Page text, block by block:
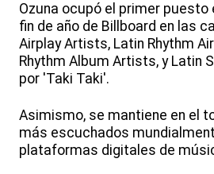
Ozuna ocupó el primer
fin de año de Billboard en las
Airplay Artists, Latin Rhythm
Rhythm Album Artists, y Latin
por 'Taki Taki'.
Asimismo, se mantiene en el
más escuchados
plataformas digitales de